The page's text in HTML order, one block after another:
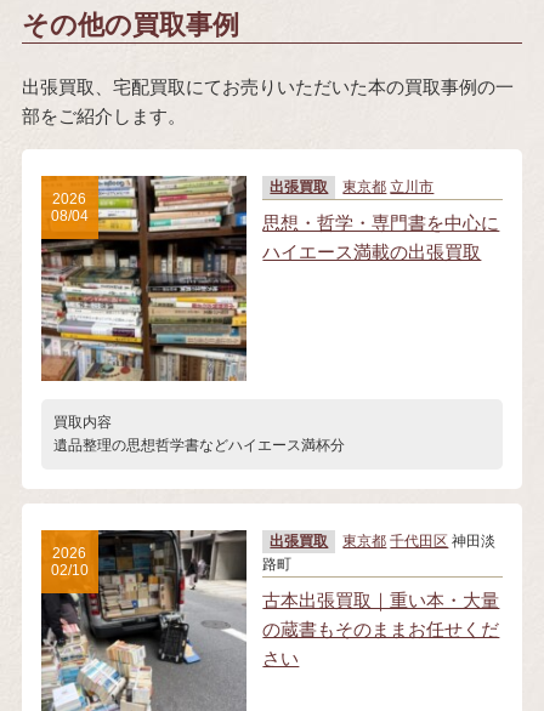
その他の買取事例
出張買取、宅配買取にてお売りいただいた本の買取事例の一
部をご紹介します。
出張買取 東京都 立川市
思想・哲学・専門書を中心に
ハイエース満載の出張買取
買取内容
遺品整理の思想哲学書などハイエース満杯分
2026
08/04
出張買取 東京都 千代田区 神田淡
路町
古本出張買取｜重い本・大量
の蔵書もそのままお任せくだ
さい
2026
02/10